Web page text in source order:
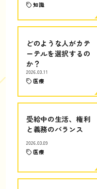
知識
どのような人がカテ
ーテルを選択するの
か？
2026.03.11
医療
受給中の生活、権利
と義務のバランス
2026.03.09
医療